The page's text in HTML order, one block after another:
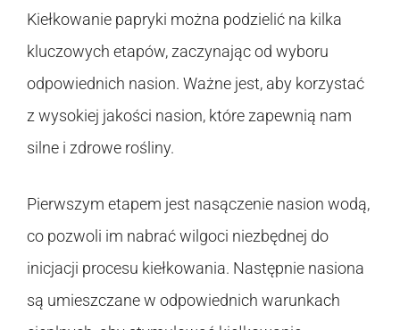
Kiełkowanie papryki można podzielić na kilka
kluczowych etapów, zaczynając od wyboru
odpowiednich nasion. Ważne jest, aby korzystać
z wysokiej jakości nasion, które zapewnią nam
silne i zdrowe rośliny.
Pierwszym etapem jest nasączenie nasion wodą,
co pozwoli im nabrać wilgoci niezbędnej do
inicjacji procesu kiełkowania. Następnie nasiona
są umieszczane w odpowiednich warunkach